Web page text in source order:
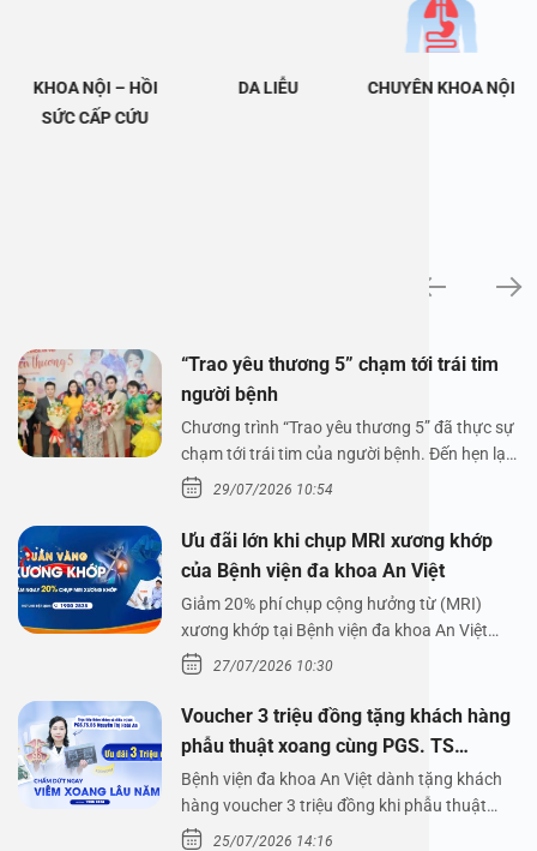
KHOA NỘI – HỒI
SỨC CẤP CỨU
DA LIỄU CHUYÊN KHOA NỘI
“Trao yêu thương 5” chạm tới trái tim
người bệnh
Chương trình “Trao yêu thương 5” đã thực sự
chạm tới trái tim của người bệnh. Đến hẹn lại
lên,…29/07/2026 10:54
Ưu đãi lớn khi chụp MRI xương khớp
của Bệnh viện đa khoa An Việt
Giảm 20% phí chụp cộng hưởng từ (MRI)
xương khớp tại Bệnh viện đa khoa An Việt
Bệnh viện đa…
27/07/2026 10:30
Voucher 3 triệu đồng tặng khách hàng
phẫu thuật xoang cùng PGS. TS
Nguyễn Thị Hoài An
Bệnh viện đa khoa An Việt dành tặng khách
hàng voucher 3 triệu đồng khi phẫu thuật
xoang cùng PGS.…
25/07/2026 14:16